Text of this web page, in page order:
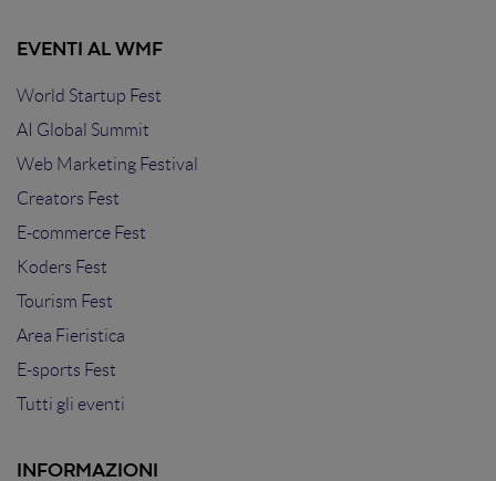
EVENTI AL WMF
World Startup Fest
AI Global Summit
Web Marketing Festival
Creators Fest
E-commerce Fest
Koders Fest
Tourism Fest
Area Fieristica
E-sports Fest
Tutti gli eventi
INFORMAZIONI